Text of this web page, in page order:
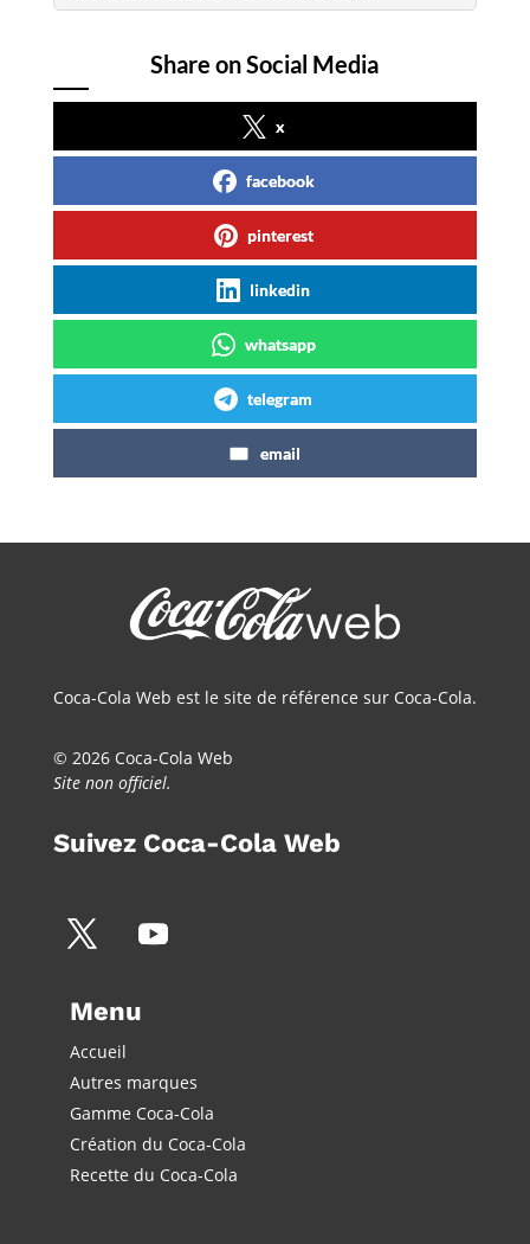
Share on Social Media
x
facebook
pinterest
linkedin
whatsapp
telegram
email
Coca-Cola Web est le site de référence sur Coca-Cola.
© 2026 Coca-Cola Web
Site non officiel.
Suivez Coca-Cola Web
Menu
Accueil
Autres marques
Gamme Coca-Cola
Création du Coca-Cola
Recette du Coca-Cola